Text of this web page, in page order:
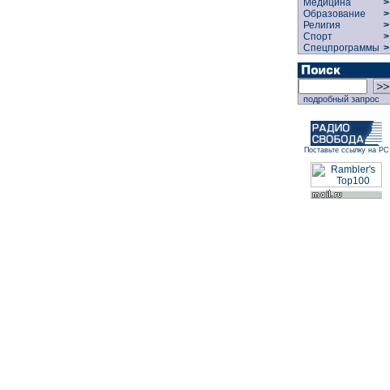
Медицина
>
Образование
>
Религия
>
Спорт
>
Спецпрограммы >
подробный запрос
Поставьте ссылку на РС